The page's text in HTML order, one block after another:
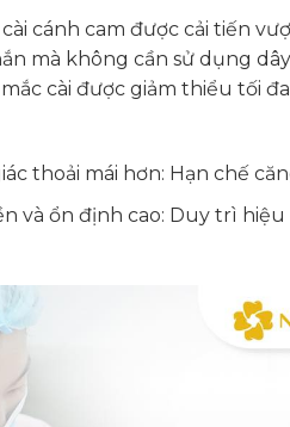
cánh cam được cải tiến
mà không cần sử dụng
cài được giảm thiểu tối
thoải mái hơn: Hạn chế
và ổn định cao: Duy trì